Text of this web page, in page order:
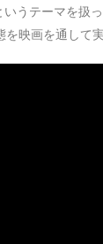
うテーマを
映画を通して